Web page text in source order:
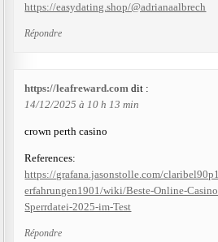
https://easydating.shop/@adrianaalbrech
Répondre
https://leafreward.com dit :
14/12/2025 à 10 h 13 min
crown perth casino
References:
https://grafana.jasonstolle.com/
erfahrungen1901/wiki/Beste-Online-
Sperrdatei-2025-im-Test
Répondre